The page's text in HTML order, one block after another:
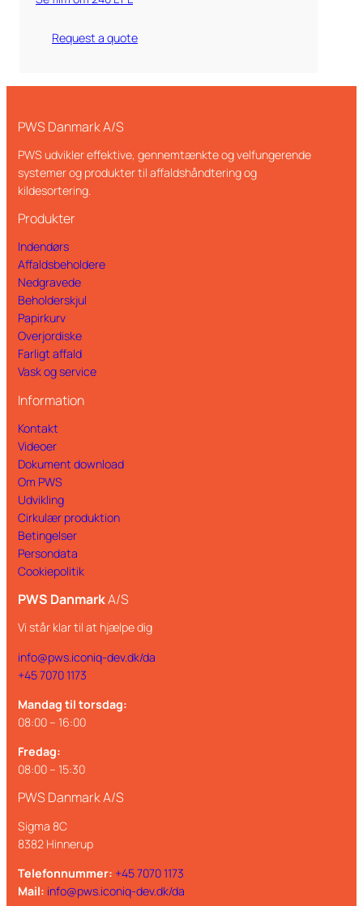
Request a quote
PWS Danmark A/S
PWS udvikler effektive, gennemtænkte og velfungerende
systemer og produkter til affaldshåndtering og
kildesortering.
Produkter
Indendørs
Affaldsbeholdere
Nedgravede
Beholderskjul
Papirkurv
Overjordiske
Farligt affald
Vask og service
Information
Kontakt
Videoer
Dokument download
Om PWS
Udvikling
Cirkulær produktion
Betingelser
Persondata
Cookiepolitik
PWS DanmarkA/S
Vi står klar til at hjælpe dig
info@pws.iconiq-dev.dk/da
+45 7070 1173
Mandag til torsdag:
08:00 – 16:00
Fredag:
08:00 – 15:30
PWS Danmark A/S
Sigma 8C
8382 Hinnerup
Telefonnummer: +45 7070 1173
Mail: info@pws.iconiq-dev.dk/da